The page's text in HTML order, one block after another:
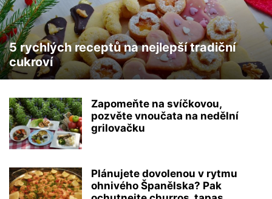
5 rychlých receptů na nejlepší tradiční
cukroví
Zapomeňte na svíčkovou,
pozvěte vnoučata na nedělní
grilovačku
Plánujete dovolenou v rytmu
ohnivého Španělska? Pak